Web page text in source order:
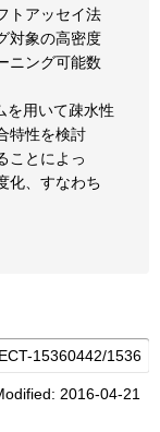
トアッセイ法
対象の高密度
ニング可能数
を用いて疎水性
特性を検討
ことによっ
化、すなわち
2016-04-21